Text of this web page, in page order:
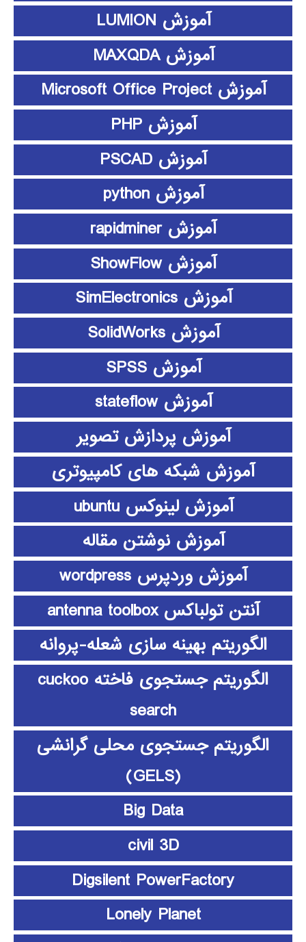
آموزش LUMION
آموزش MAXQDA
آموزش Microsoft Office Project
آموزش PHP
آموزش PSCAD
آموزش python
آموزش rapidminer
آموزش ShowFlow
آموزش SimElectronics
آموزش SolidWorks
آموزش SPSS
آموزش stateflow
آموزش پردازش تصویر
آموزش شبکه های کامپیوتری
آموزش لینوکس ubuntu
آموزش نوشتن مقاله
آموزش وردپرس wordpress
آنتن تولباکس antenna toolbox
الگوریتم بهینه سازی شعله-پروانه
الگوریتم جستجوی فاخته cuckoo
search
الگوریتم جستجوی محلی گرانشی
(GELS)
Big Data
civil 3D
Digsilent PowerFactory
Lonely Planet